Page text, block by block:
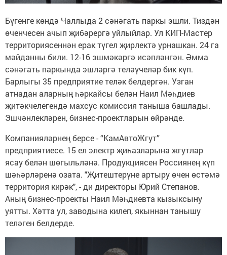
Бүгенге көндә Чаллыда 2 сәнәгать паркы эшли. Тиздән
өченчесен ачып җибәрергә уйлыйлар. Ул КИП-Мастер
территориясеннән ерак түгел җирлектә урнашкан. 24 га
мәйданны били. 12-16 эшмәкәргә исәпләнгән. Әмма
сәнәгать паркында эшләргә теләүчеләр бик күп.
Барлыгы 35 предприятие теләк белдергән. Узган
атнадан аларның һәркайсы белән Наил Мәһдиев
җитәкчелегендә махсус комиссия таныша башлады.
Эшчәнлекләрен, бизнес-проектларын өйрәнде.
Компанияләрнең берсе - “КамАвтоЖгут”
предприятиесе. 15 ел электр җиһазларына жгутлар
ясау белән шөгыльләнә. Продукциясен Россиянең күп
шәһәрләренә озата. "Җитештерүне артыру өчен өстәмә
территория кирәк", - ди директоры Юрий Степанов.
Аның бизнес-проекты Наил Мәһдиевта кызыксыну
уятты. Хәтта ул, заводына килеп, якыннан танышу
теләген белдерде.